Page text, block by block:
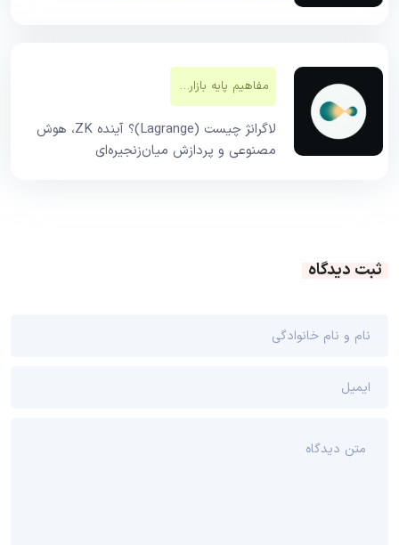
مفاهیم پایه بازار‌های مالی
لاگرانژ چیست (Lagrange)؟ آینده ZK، هوش
مصنوعی و پردازش میان‌زنجیره‌ای
ثبت دیدگاه